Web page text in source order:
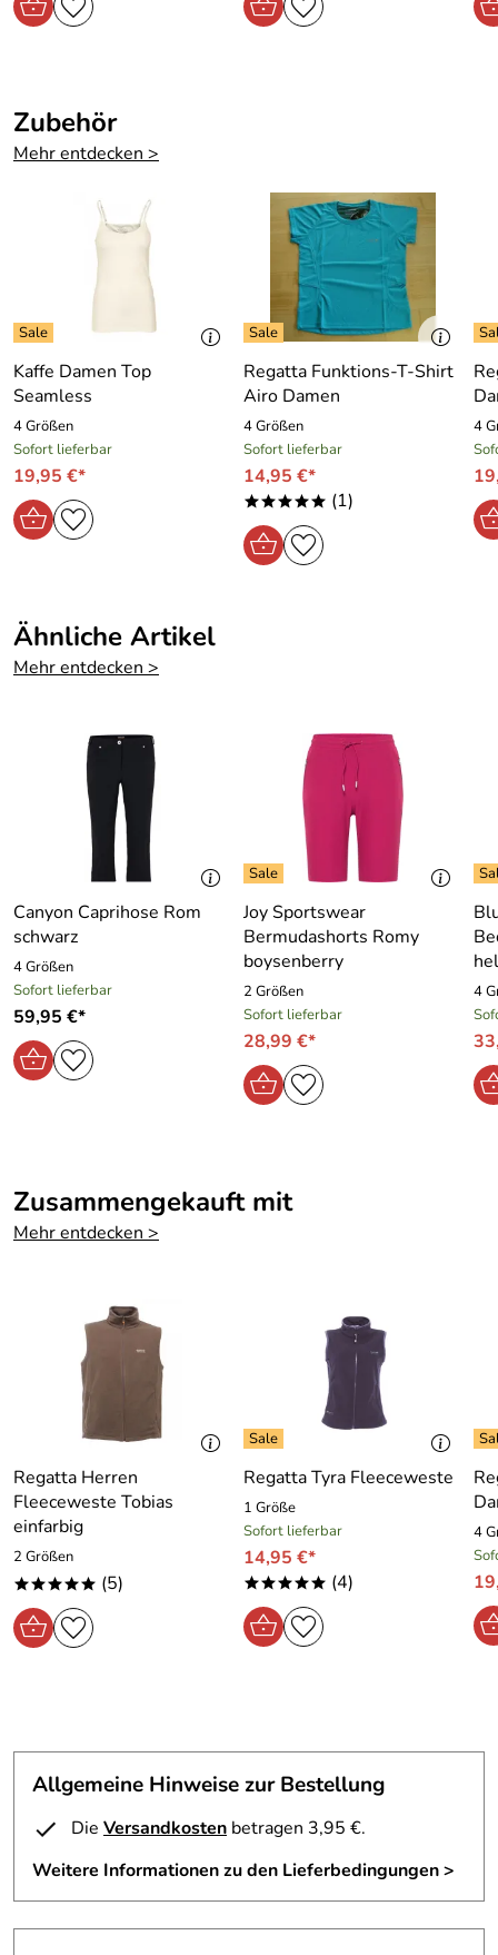
sehr schnelle Lieferung, Artikel wie beschrieben, gefällt
Zubehör
Mehr entdecken >
Kaffe Damen Top
Seamless
4 Größen
Sofort lieferbar
19,95 €*
Regatta Funktions-T-Shirt
Airo Damen
4 Größen
Sofort lieferbar
14,95 €*
***** (1)
4
Ähnliche Artikel
Mehr entdecken >
Canyon Caprihose Rom
schwarz
4 Größen
Sofort lieferbar
59,95 €*
Joy Sportswear
Bermudashorts Romy
boysenberry
2 Größen
Sofort lieferbar
28,99 €*
4
Zusammengekauft mit
Mehr entdecken >
Regatta Herren
Fleeceweste Tobias
einfarbig
2 Größen
***** (5)
Regatta Tyra Fleeceweste
1 Größe
Sofort lieferbar
14,95 €*
***** (4)
4
Allgemeine Hinweise zur Bestellung
Die Versandkosten betragen 3,95 €.
Weitere Informationen zu den Lieferbedingungen >